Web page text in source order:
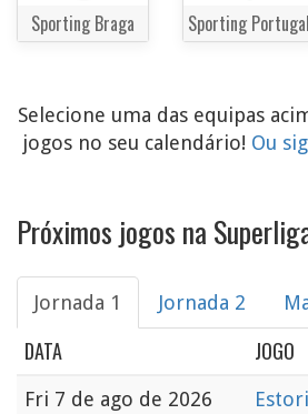
Sporting Braga Sporting Portugal
Selecione uma das equipas
jogos no seu calendário! Ou
Próximos jogos na
Jornada 1 Jornada 2
DATA JOGO
Fri 7 de ago de 2026
Estoril